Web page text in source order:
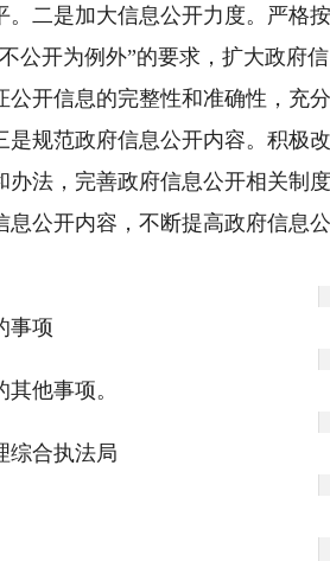
。二是加大信息公开力度。严格按
公开为例外”的要求，扩大政府信
公开信息的完整性和准确性，充分
是规范政府信息公开内容。积极改
办法，完善政府信息公开相关制度
息公开内容，不断提高政府信息公
事项
他事项。
综合执法局